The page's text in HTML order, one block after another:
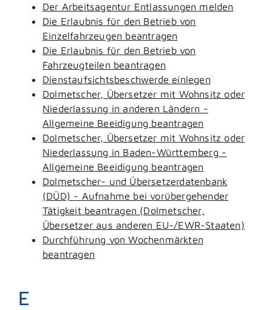
Der Arbeitsagentur Entlassungen melden
Die Erlaubnis für den Betrieb von
Einzelfahrzeugen beantragen
Die Erlaubnis für den Betrieb von
Fahrzeugteilen beantragen
Dienstaufsichtsbeschwerde einlegen
Dolmetscher, Übersetzer mit Wohnsitz oder
Niederlassung in anderen Ländern -
Allgemeine Beeidigung beantragen
Dolmetscher, Übersetzer mit Wohnsitz oder
Niederlassung in Baden-Württemberg -
Allgemeine Beeidigung beantragen
Dolmetscher- und Übersetzerdatenbank
(DÜD) - Aufnahme bei vorübergehender
Tätigkeit beantragen (Dolmetscher,
Übersetzer aus anderen EU-/EWR-Staaten)
Durchführung von Wochenmärkten
beantragen
E